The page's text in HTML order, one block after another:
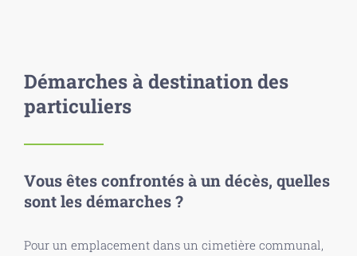
Démarches à destination des
particuliers
Vous êtes confrontés à un décès, quelles
sont les démarches ?
Pour un emplacement dans un cimetière communal,